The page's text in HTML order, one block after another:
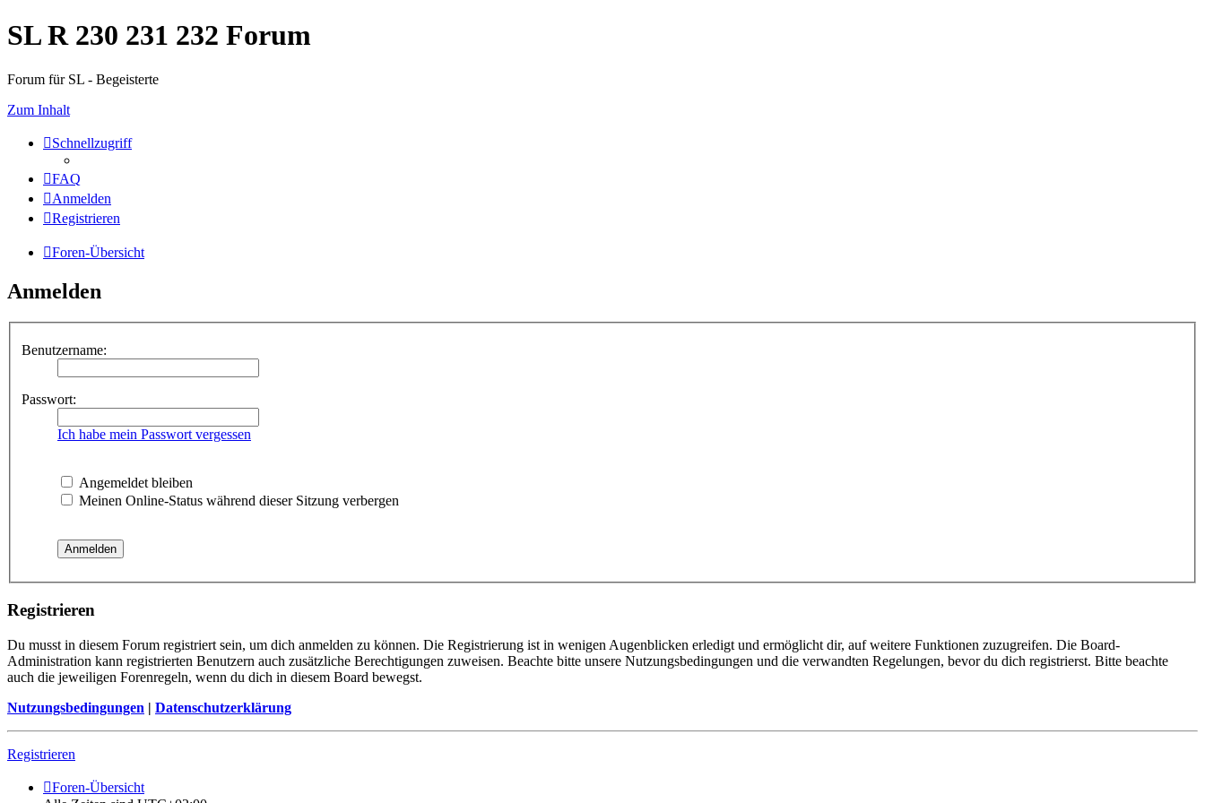
SL R 230 231 232 Forum
Forum für SL - Begeisterte
Zum Inhalt
Schnellzugriff
FAQ
Anmelden
Registrieren
Foren-Übersicht
Anmelden
Benutzername:
Passwort:
Ich habe mein Passwort vergessen
Angemeldet bleiben
Meinen Online-Status während dieser Sitzung verbergen
Registrieren
Du musst in diesem Forum registriert sein, um dich anmelden zu können. Die Registrierung ist in wenigen Augenblicken erledigt und ermöglicht dir, auf weitere Funktionen zuzugreifen. Die Board-
Administration kann registrierten Benutzern auch zusätzliche Berechtigungen zuweisen. Beachte bitte unsere Nutzungsbedingungen und die verwandten Regelungen, bevor du dich registrierst. Bitte beachte
auch die jeweiligen Forenregeln, wenn du dich in diesem Board bewegst.
Nutzungsbedingungen | Datenschutzerklärung
Registrieren
Foren-Übersicht